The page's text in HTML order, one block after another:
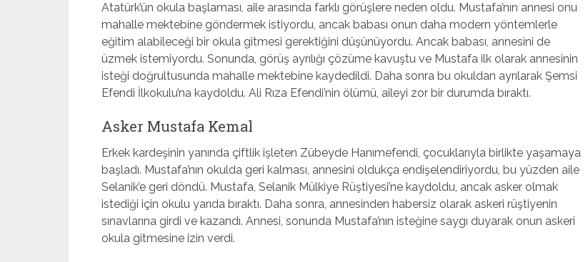
Atatürk’ün okula başlaması, aile arasında farklı görüşlere neden oldu. Mustafa’nın annesi onu
mahalle mektebine göndermek istiyordu, ancak babası onun daha modern yöntemlerle
eğitim alabileceği bir okula gitmesi gerektiğini düşünüyordu. Ancak babası, annesini de
üzmek istemiyordu. Sonunda, görüş ayrılığı çözüme kavuştu ve Mustafa ilk olarak annesinin
isteği doğrultusunda mahalle mektebine kaydedildi. Daha sonra bu okuldan ayrılarak Şemsi
Efendi İlkokulu’na kaydoldu. Ali Rıza Efendi’nin ölümü, aileyi zor bir durumda bıraktı.
Asker Mustafa Kemal
Erkek kardeşinin yanında çiftlik işleten Zübeyde Hanımefendi, çocuklarıyla birlikte yaşamaya
başladı. Mustafa’nın okulda geri kalması, annesini oldukça endişelendiriyordu, bu yüzden aile
Selanik’e geri döndü. Mustafa, Selanik Mülkiye Rüştiyesi’ne kaydoldu, ancak asker olmak
istediği için okulu yarıda bıraktı. Daha sonra, annesinden habersiz olarak askeri rüştiyenin
sınavlarına girdi ve kazandı. Annesi, sonunda Mustafa’nın isteğine saygı duyarak onun askeri
okula gitmesine izin verdi.